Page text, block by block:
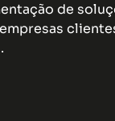
de